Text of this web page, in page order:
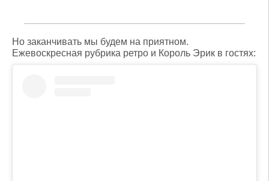
Но заканчивать мы будем на приятном.
Ежевоскресная рубрика ретро и Король Эрик в гостях: